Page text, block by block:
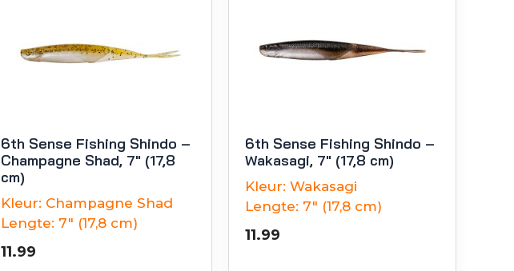
6th Sense Fishing Shindo –
Champagne Shad, 7″ (17,8
cm)
Kleur: Champagne Shad
Lengte: 7" (17,8 cm)
11.99
6th Sense Fishing Shindo –
Wakasagi, 7″ (17,8 cm)
Kleur: Wakasagi
Lengte: 7" (17,8 cm)
11.99